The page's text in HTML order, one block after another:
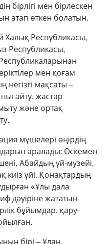
бірлігі мен бірлескен
атап өткен болатын.
Халық Республикасы,
Республикасы,
мен қоғам
негізгі мақсаты –
жастар
және ортақ
мүшелері өңірдің
аралады: Өскемен
Абайдың үй-музейі,
киіз үйі. Қонақтардың
«Ұлы дала
дәуіріне жататын
бұйымдар, қару-
бірі – Ұлан